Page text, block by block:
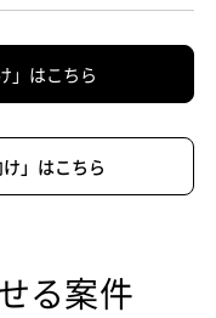
」はこちら
」はこちら
る案件